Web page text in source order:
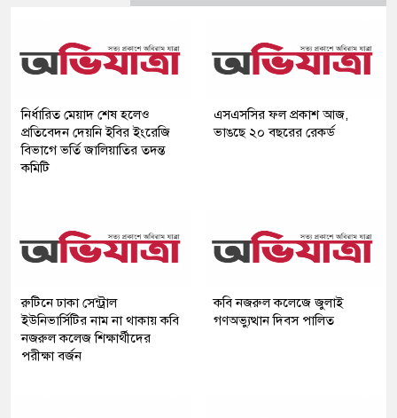
নির্ধারিত মেয়াদ শেষ হলেও
প্রতিবেদন দেয়নি ইবির ইংরেজি
বিভাগে ভর্তি জালিয়াতির তদন্ত
কমিটি
এসএসসির ফল প্রকাশ আজ,
ভাঙছে ২০ বছরের রেকর্ড
রুটিনে ঢাকা সেন্ট্রাল
ইউনিভার্সিটির নাম না থাকায় কবি
নজরুল কলেজ শিক্ষার্থীদের
পরীক্ষা বর্জন
কবি নজরুল কলেজে জুলাই
গণঅভ্যুত্থান দিবস পালিত